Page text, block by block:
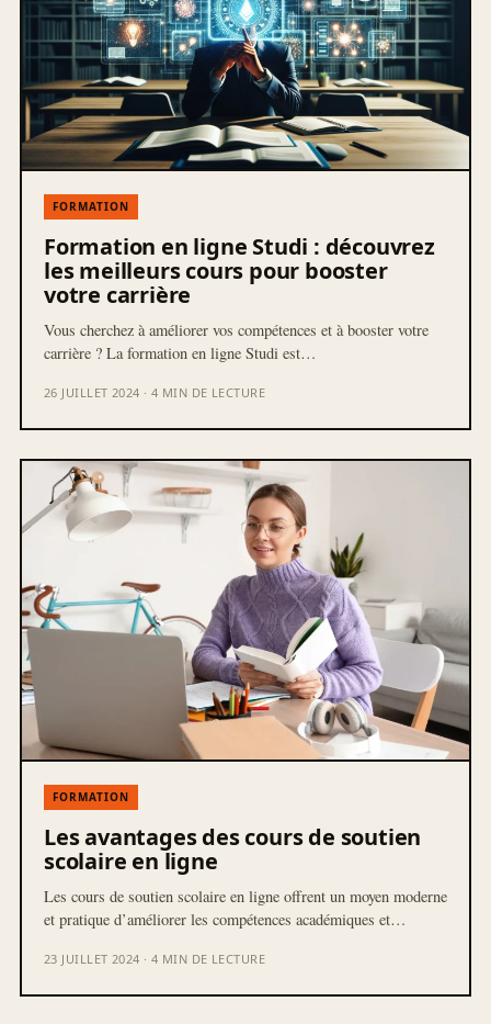
FORMATION
Formation en ligne Studi : découvrez
les meilleurs cours pour booster
votre carrière
Vous cherchez à améliorer vos compétences et à booster votre
carrière ? La formation en ligne Studi est…
26 JUILLET 2024 · 4 MIN DE LECTURE
FORMATION
Les avantages des cours de soutien
scolaire en ligne
Les cours de soutien scolaire en ligne offrent un moyen moderne
et pratique d’améliorer les compétences académiques et…
23 JUILLET 2024 · 4 MIN DE LECTURE